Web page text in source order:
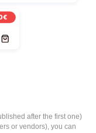
after the first one)
or vendors), you can